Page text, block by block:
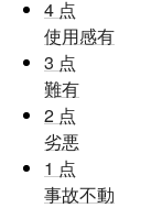
4 点
使用感有
3 点
難有
2 点
劣悪
1 点
事故不動